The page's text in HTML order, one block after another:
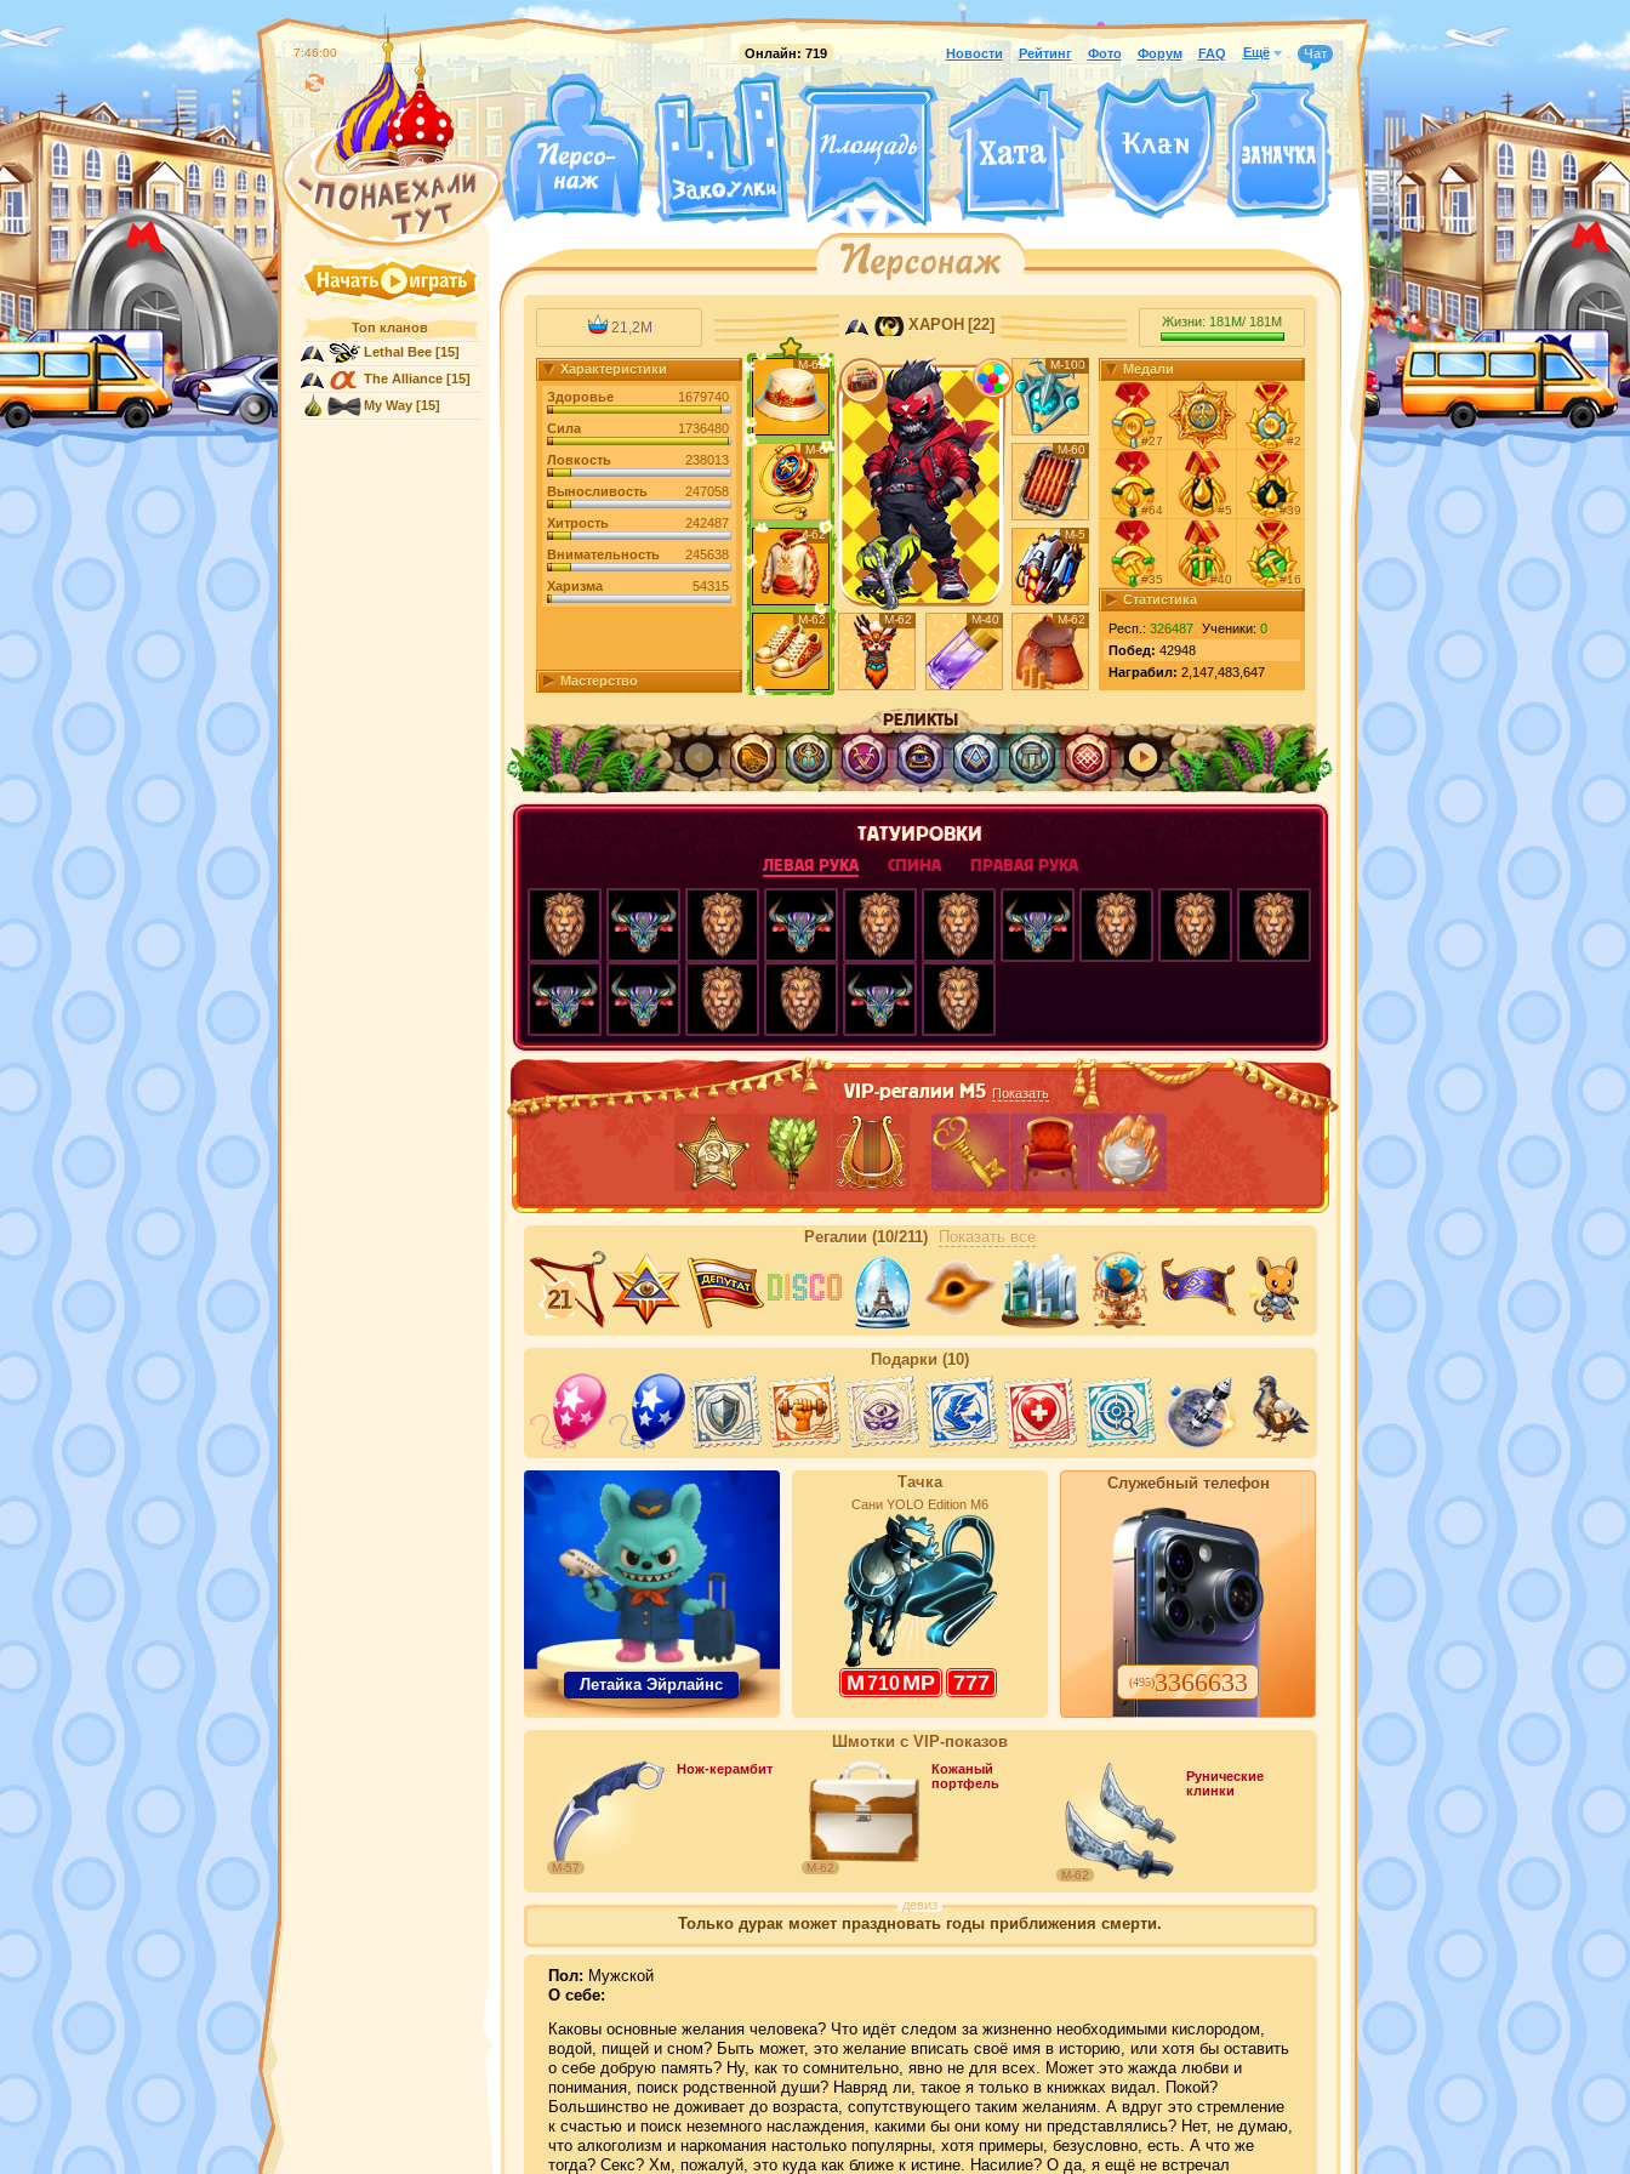
Онлайн: 719 Новости Рейтинг Фото Форум FAQ Ещё Чат
7:46:01
Топ кланов
Lethal Bee[15]
The Alliance[15]
My Way[15]
ХАРОН [22]
21,2M Жизни: 181M/ 181M
Характеристики
Здоровье
1679740
Сила 1736480
Ловкость 238013
Выносливость 247058
Хитрость 242487
Внимательность 245638
Харизма 54315
Мастерство
М-62 М-100
М-6
М-62
М-60
М-5
М-62 М-62
М-62 М-40
Медали
#27 #2
#64 #5 #39
#35 #40 #16
Статистика
Респ.: 326487 Ученики: 0
Побед: 42948
Награбил: 2,147,483,647
РЕЛИКТЫ
ТАТУИРОВКИ
ЛЕВАЯ РУКА СПИНА ПРАВАЯ РУКА
VIP-регалии М5 Показать
Регалии (10/211) Показать все
Подарки (10)
Летайка Эйрлайнс
Тачка
Сани YOLO Edition М6
М 710МР 777
Служебный телефон
(495)3366633
Шмотки с VIP-показов
М-57
Нож-керамбит
М-62
Кожаный
портфель
М-62
Рунические
клинки
девиз
Только дурак может праздновать годы приближения смерти.
Пол: Мужской
О себе:
Каковы основные желания человека? Что идёт следом за жизненно необходимыми кислородом,
водой, пищей и сном? Быть может, это желание вписать своё имя в историю, или хотя бы оставить
о себе добрую память? Ну, как то сомнительно, явно не для всех. Может это жажда любви и
понимания, поиск родственной души? Навряд ли, такое я только в книжках видал. Покой?
Большинство не доживает до возраста, сопутствующего таким желаниям. А вдруг это стремление
к счастью и поиск неземного наслаждения, какими бы они кому ни представлялись? Нет, не думаю,
что алкоголизм и наркомания настолько популярны, хотя примеры, безусловно, есть. А что же
тогда? Секс? Хм, пожалуй, это куда как ближе к истине. Насилие? О да, я ещё не встречал